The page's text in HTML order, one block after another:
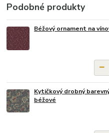
Podobné produkty
Béžový ornament na
Kytičkový drobný
béžové